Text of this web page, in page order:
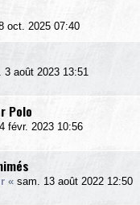
oct. 2025 07:40
3 août 2023 13:51
Polo
févr. 2023 10:56
« sam. 13 août 2022 12:50